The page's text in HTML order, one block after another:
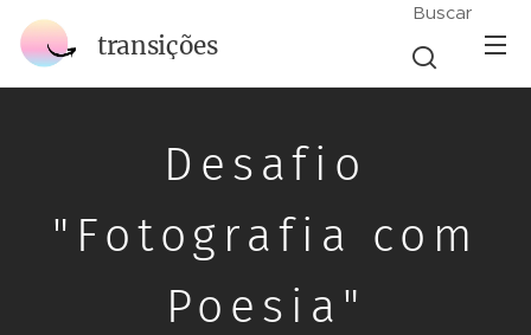
transições
Buscar
Desafio
"Fotografia com
Poesia"